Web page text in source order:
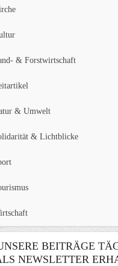
& Forstwirtschaft
& Umwelt
& Lichtblicke
BEITRÄGE
NEWSLETTER